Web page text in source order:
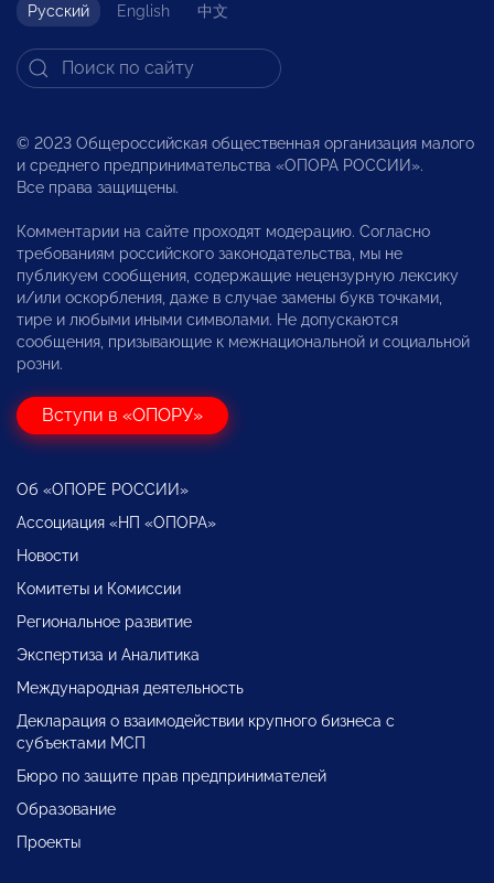
Русский English 中文
© 2023 Общероссийская общественная организация малого
и среднего предпринимательства «ОПОРА РОССИИ».
Все права защищены.
Комментарии на сайте проходят модерацию. Согласно
требованиям российского законодательства, мы не
публикуем сообщения, содержащие нецензурную лексику
и/или оскорбления, даже в случае замены букв точками,
тире и любыми иными символами. Не допускаются
сообщения, призывающие к межнациональной и социальной
розни.
Вступи в «ОПОРУ»
Об «ОПОРЕ РОССИИ»
Ассоциация «НП «ОПОРА»
Новости
Комитеты и Комиссии
Региональное развитие
Экспертиза и Аналитика
Международная деятельность
Декларация о взаимодействии крупного бизнеса с
субъектами МСП
Бюро по защите прав предпринимателей
Образование
Проекты